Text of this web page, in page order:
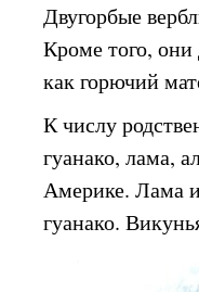
Двугорбые
Кроме того,
как горючий
К числу
гуанако, лама,
Америке. Лама
гуанако.